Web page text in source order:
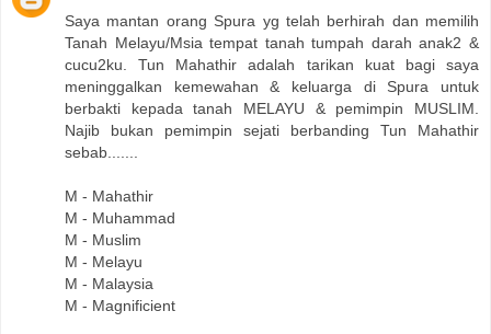
Saya mantan orang Spura yg telah berhirah dan memilih
Tanah Melayu/Msia tempat tanah tumpah darah anak2 &
cucu2ku. Tun Mahathir adalah tarikan kuat bagi saya
meninggalkan kemewahan & keluarga di Spura untuk
berbakti kepada tanah MELAYU & pemimpin MUSLIM.
Najib bukan pemimpin sejati berbanding Tun Mahathir
sebab.......
M - Mahathir
M - Muhammad
M - Muslim
M - Melayu
M - Malaysia
M - Magnificient